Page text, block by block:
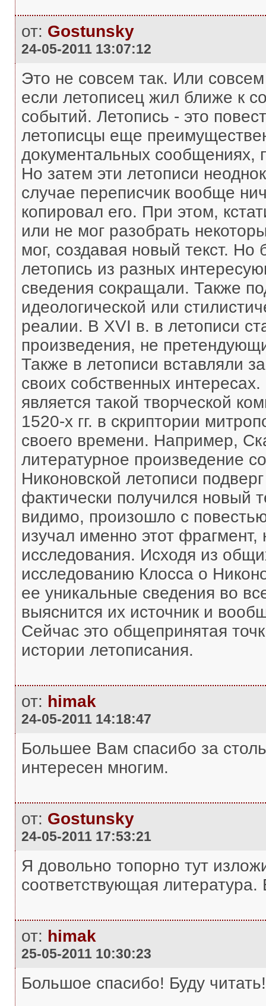
от: Gostunsky
24-05-2011 13:07:12
Это не совсем так. Или
если летописец жил ближе к
событий. Летопись - это
летописцы еще
документальных
Но затем эти летописи
случае переписчик вообще
копировал его. При этом,
или не мог разобрать
мог, создавая новый текст.
летопись из разных
сведения сокращали. Также
идеологической или
реалии. В XVI в. в летописи
произведения, не
Также в летописи вставляли
своих собственных
является такой творческой
1520-х гг. в скриптории
своего времени. Например,
литературное произведение
Никоновской летописи
фактически получился новый
видимо, произошло с
изучал именно этот
исследования. Исходя из
исследованию Клосса о
ее уникальные сведения во
выяснится их источник и
Сейчас это общепринятая
истории летописания.
от: himak
24-05-2011 14:18:47
Большее Вам спасибо за
интересен многим.
от: Gostunsky
24-05-2011 17:53:21
Я довольно топорно тут
соответствующая литература.
от: himak
25-05-2011 10:30:23
Большое спасибо! Буду читать!